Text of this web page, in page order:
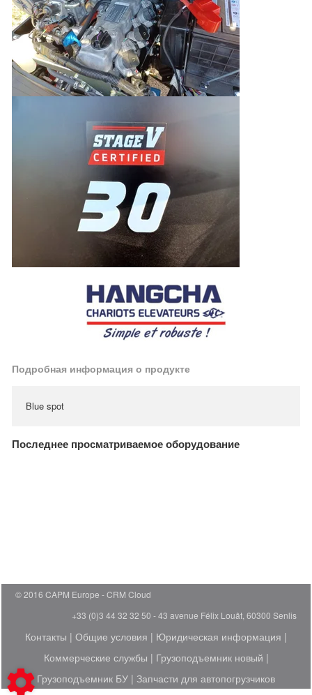
Подробная информация о продукте
Blue spot
Последнее просматриваемое оборудование
© 2016 CAPM Europe
CRM Cloud
+33 (0)3 44 32 32 50 - 43 avenue Félix Louât, 60300 Senlis
Контакты | Общие условия | Юридическая информация |
Коммерческие службы | Грузоподъемник новый |
Грузоподъемник БУ | Запчасти для автопогрузчиков